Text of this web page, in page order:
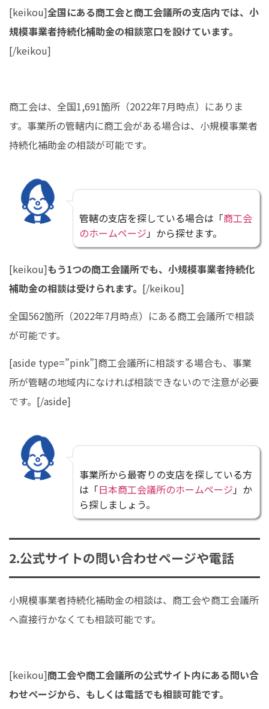
[keikou]全国にある商工会と商工会議所の支店内では、小
規模事業者持続化補助金の相談窓口を設けています。
[/keikou]
商工会は、全国1,691箇所（2022年7月時点）にありま
す。事業所の管轄内に商工会がある場合は、小規模事業者
持続化補助金の相談が可能です。
管轄の支店を探している場合は「商工会
のホームページ 」から探せます。
[keikou]もう1つの商工会議所でも、小規模事業者持続化
補助金の相談は受けられます。 [/keikou]
全国562箇所（2022年7月時点）にある商工会議所で相談
が可能です。
[aside type=”pink”]商工会議所に相談する場合も、事業
所が管轄の地域内になければ相談できないので注意が必要
です。[/aside]
事業所から最寄りの支店を探している方
は「日本商工会議所のホームページ」か
ら探しましょう。
2.公式サイトの問い合わせページや電話
小規模事業者持続化補助金の相談は、商工会や商工会議所
へ直接行かなくても相談可能です。
[keikou]商工会や商工会議所の公式サイト内にある問い合
わせページから、もしくは電話でも相談可能です。